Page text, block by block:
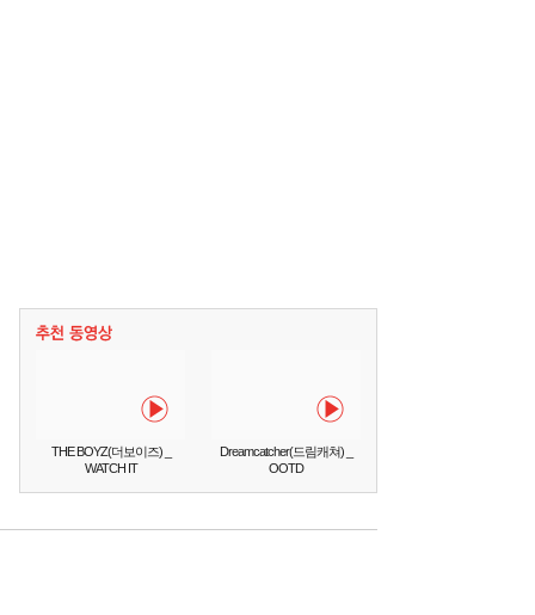
THE BOYZ(더보이즈) _
WATCH IT
Dreamcatcher(드림캐쳐) _
OOTD